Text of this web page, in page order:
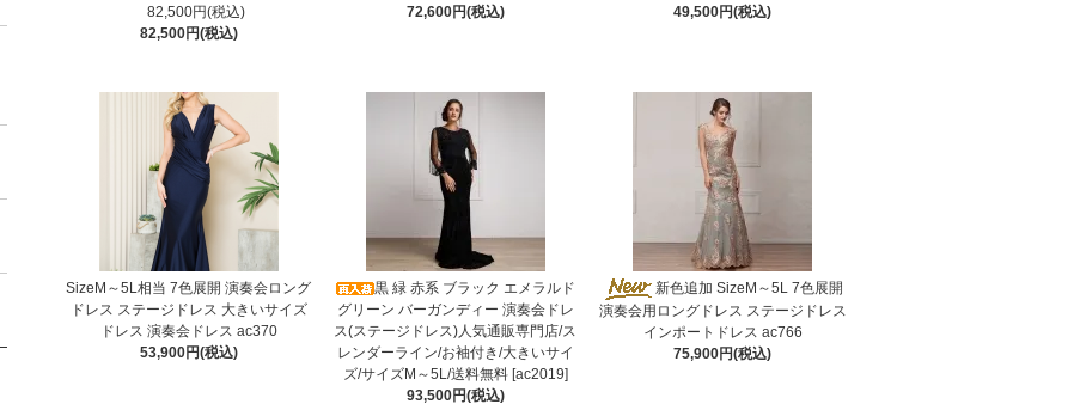
82,500円(税込)
82,500円(税込)
72,600円(税込)
49,500円(税込)
SizeM～5L相当 7色展開 演奏会ロング
ドレス ステージドレス 大きいサイズ
ドレス 演奏会ドレス ac370
53,900円(税込)
黒 緑 赤系 ブラック エメラルド
グリーン バーガンディー 演奏会ドレ
ス(ステージドレス)人気通販専門店/ス
レンダーライン/お袖付き/大きいサイ
ズ/サイズM～5L/送料無料 [ac2019]
93,500円(税込)
新色追加 SizeM～5L 7色展開
演奏会用ロングドレス ステージドレス
インポートドレス ac766
75,900円(税込)